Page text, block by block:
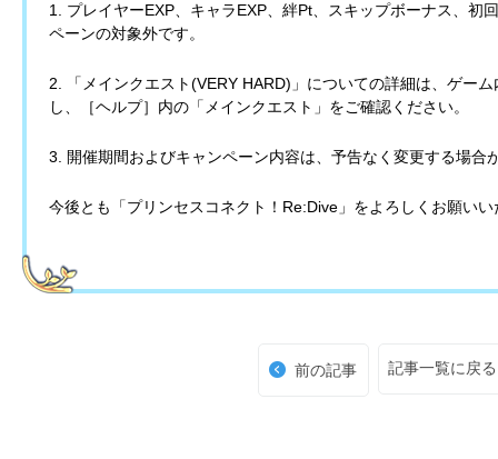
1. プレイヤーEXP、キャラEXP、絆Pt、スキップボーナス、
ペーンの対象外です。
2. 「メインクエスト(VERY HARD)」についての詳細は、ゲー
し、［ヘルプ］内の「メインクエスト」をご確認ください。
3. 開催期間およびキャンペーン内容は、予告なく変更する場合
今後とも「プリンセスコネクト！Re:Dive」をよろしくお願いい
前の記事 記事一覧に戻る